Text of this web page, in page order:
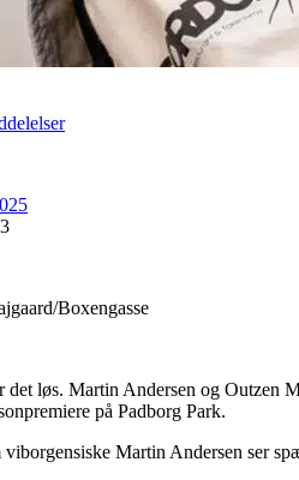
Boxengasse
det løs. Martin Andersen og Outzen
på Padborg Park.
viborgensiske Martin Andersen ser